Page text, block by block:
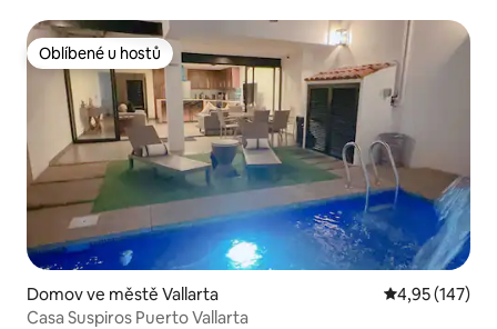
Oblíbené u hostů
Oblíbené u hostů
Domov ve městě Vallarta Průměrné
4,95 (147)
Casa Suspiros Puerto Vallarta